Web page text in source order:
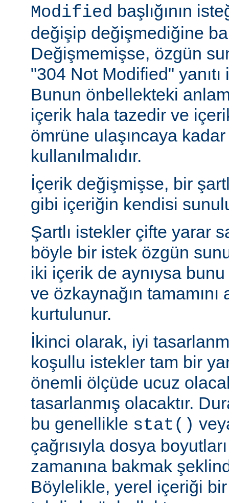
Modified başlığının
değişip değişmediğine
Değişmemişse, özgün
"304 Not Modified"
Bunun önbellekteki
içerik hala tazedir ve
ömrüne ulaşıncaya
kullanılmalıdır.
İçerik değişmişse, bir
gibi içeriğin kendisi
Şartlı istekler çifte yarar
böyle bir istek özgün
iki içerik de aynıysa
ve özkaynağın
kurtulunur.
İkinci olarak, iyi
koşullu istekler tam bir
önemli ölçüde ucuz
tasarlanmış olacaktır.
bu genellikle stat()
çağrısıyla dosya
zamanına bakmak
Böylelikle, yerel içeriği bir